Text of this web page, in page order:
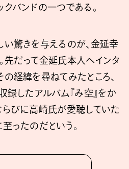
バンドの一つである。
い驚きを与えるのが、金延幸
先だって金延氏本人へインタ
経緯を尋ねてみたところ、
録したアルバム『み空』をか
らびに高崎氏が愛聴していた
ったのだという。